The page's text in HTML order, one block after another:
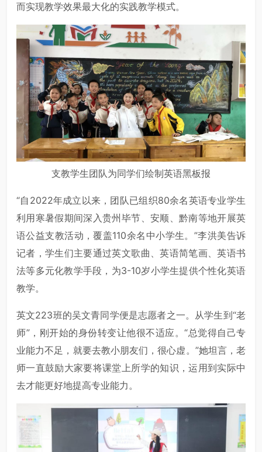
而实现教学效果最大化的实践教学模式。
支教学生团队为同学们绘制英语黑板报
“自2022年成立以来，团队已组织80余名英语专业学生
利用寒暑假期间深入贵州毕节、安顺、黔南等地开展英
语公益支教活动，覆盖110余名中小学生。”李洪美告诉
记者，学生们主要通过英文歌曲、英语简笔画、英语书
法等多元化教学手段，为3-10岁小学生提供个性化英语
教学。
英文223班的吴文青同学便是志愿者之一。从学生到“老
师”，刚开始的身份转变让他很不适应。“总觉得自己专
业能力不足，就要去教小朋友们，很心虚。”她坦言，老
师一直鼓励大家要将课堂上所学的知识，运用到实际中
去才能更好地提高专业能力。